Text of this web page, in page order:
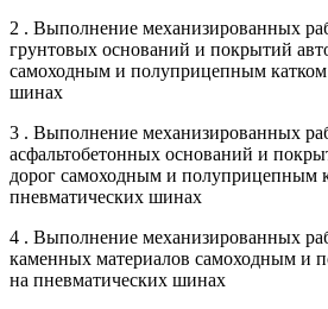
2 . Выполнение механизированных
грунтовых оснований и покрытий
самоходным и полуприцепным
шинах
3 . Выполнение механизированных
асфальтобетонных оснований и
дорог самоходным и полуприцепным
пневматических шинах
4 . Выполнение механизированных
каменных материалов самоходным и
на пневматических шинах